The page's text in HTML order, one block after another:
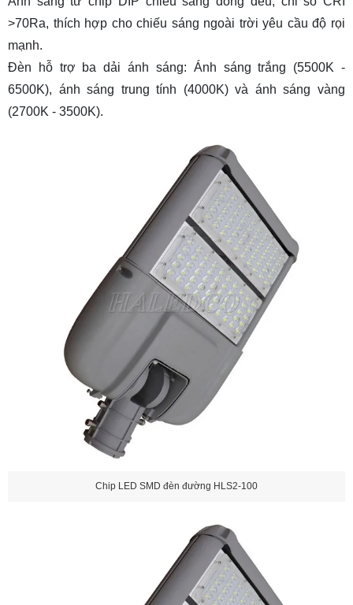
>70Ra, thích hợp cho chiếu sáng ngoài trời yêu cầu độ rọi
mạnh.
Đèn hỗ trợ ba dải ánh sáng: Ánh sáng trắng (5500K -
6500K), ánh sáng trung tính (4000K) và ánh sáng vàng
(2700K - 3500K).
Chip LED SMD đèn đường HLS2-100